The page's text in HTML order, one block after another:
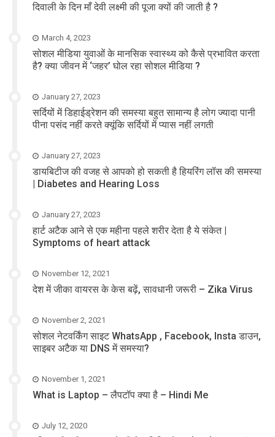
दिवाली के दिन माँ देवी लक्ष्मी की पूजा क्यों की जाती है ?
March 4, 2023
सोशल मीडिया युवाओं के मानसिक स्वास्थ्य को कैसे प्रभावित करता
है? क्या जीवन में ‘जहर’ घोल रहा सोशल मीडिया ?
January 27, 2023
सर्दियों में डिहाईड्रेशन की समस्या बहुत सामान्य है लोग ज्यादा पानी
पीना पसंद नहीं करते क्यूंकि सर्दियों में प्यास नहीं लगती
January 27, 2023
डायबिटीज की वजह से आपको हो सकती है हियरिंग लॉस की समस्या
| Diabetes and Hearing Loss
January 27, 2023
हार्ट अटैक आने से एक महीना पहले शरीर देता है ये संकेत |
Symptoms of heart attack
November 12, 2021
देश में जीका वायरस के केस बढ़ें, सावधानी जरूरी – Zika Virus
November 2, 2021
सोशल नेटवर्किंग साइट WhatsApp , Facebook, Insta डाउन,
साइबर अटैक या DNS में समस्या?
November 1, 2021
What is Laptop – लैपटॉप क्या है – Hindi Me
July 12, 2020